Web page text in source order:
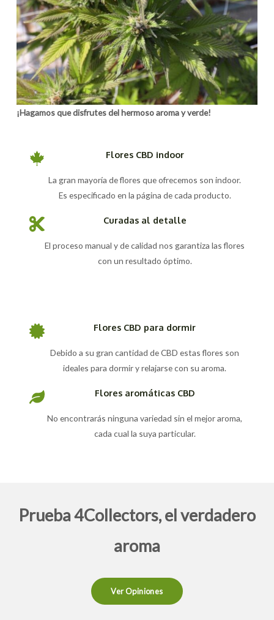
¡Hagamos que disfrutes del hermoso aroma y verde!
Flores CBD indoor
La gran mayoría de flores que ofrecemos son indoor.
Es especificado en la página de cada producto.
Curadas al detalle
El proceso manual y de calidad nos garantiza las flores
con un resultado óptimo.
Flores CBD para dormir
Debido a su gran cantidad de CBD estas flores son
ideales para dormir y relajarse con su aroma.
Flores aromáticas CBD
No encontrarás ninguna variedad sin el mejor aroma,
cada cual la suya particular.
Prueba 4Collectors, el verdadero
aroma
Ver Opiniones